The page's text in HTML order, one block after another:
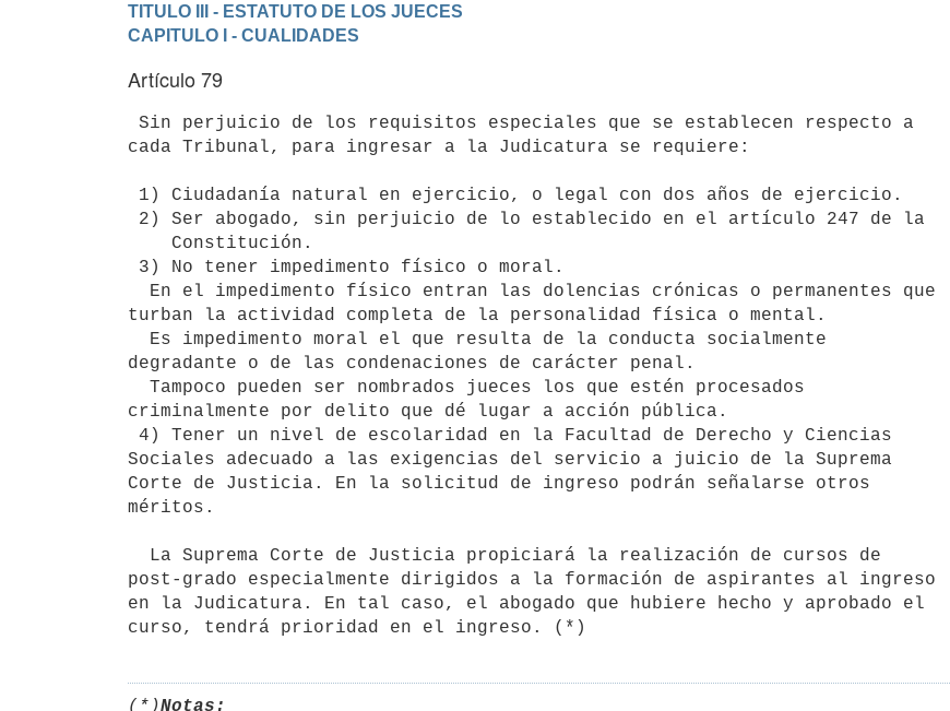
TITULO III - ESTATUTO DE LOS JUECES
CAPITULO I - CUALIDADES
Artículo 79
cada Tribunal, para ingresar a la Judicatura se requiere:
turban la actividad completa de la personalidad física o mental.
degradante o de las condenaciones de carácter penal.
criminalmente por delito que dé lugar a acción pública.
Sociales adecuado a las exigencias del servicio a juicio de la Suprema
Corte de Justicia. En la solicitud de ingreso podrán señalarse otros
méritos.
post-grado especialmente dirigidos a la formación de aspirantes al ingreso
en la Judicatura. En tal caso, el abogado que hubiere hecho y aprobado el
curso, tendrá prioridad en el ingreso. (*)
(*)Notas: